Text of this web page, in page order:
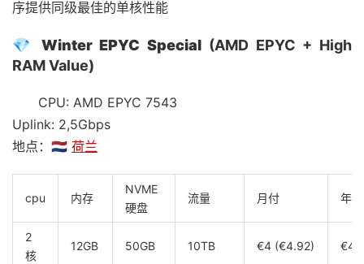
序提供同级最佳的单核性能
💎 Winter EPYC Special (AMD EPYC + High
RAM Value)
CPU: AMD EPYC 7543
Uplink: 2,5Gbps
地点：🇳🇱 荷兰
cpu 内存
NVME
硬盘
流量 月付 年付
2
核
12GB 50GB 10TB €4 (€4.92)